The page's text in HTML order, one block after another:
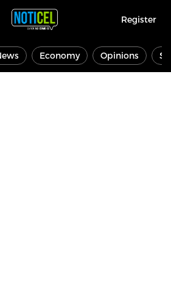
Register
Economy Opinions